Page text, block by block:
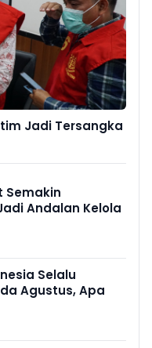
Jadi Tersangka
Semakin
Andalan Kelola
Selalu
Agustus, Apa